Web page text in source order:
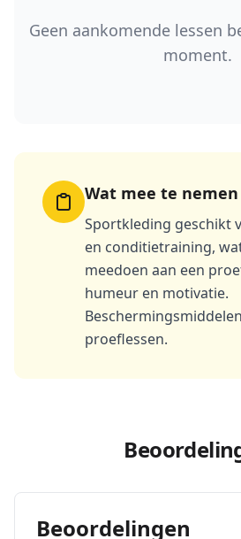
Geen aankomende lessen
moment.
Wat mee te nemen
Sportkleding geschikt
en conditietraining,
meedoen aan een
humeur en motivatie.
proeflessen.
Beoordelingen